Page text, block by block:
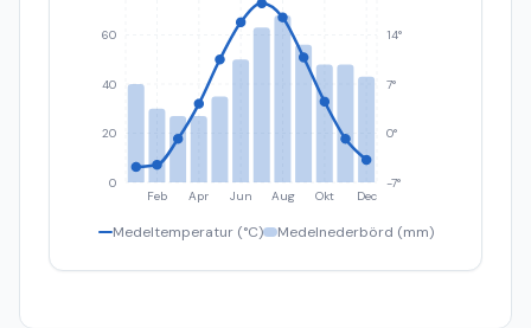
Feb Apr Jun Aug Okt Dec
0
20
40
60
-7°
0°
7°
14°
Medeltemperatur (°C) Medelnederbörd (mm)